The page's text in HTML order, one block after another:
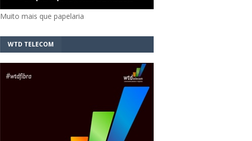
Muito mais que papelaria
WTD TELECOM